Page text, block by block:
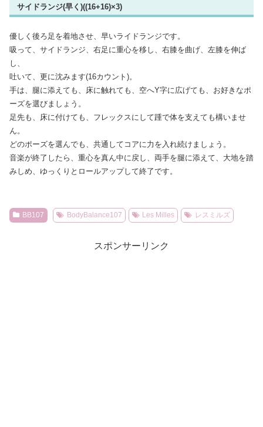
サイドランジ(早く)((16+16)×3)
優しく後ろ足を着地させ、早いライドランジです。
吸って、サイドランジ、右足に重心を移し、右膝を曲げ、左膝を伸ば
し、
吐いて、更に沈みます(16カウント)。
手は、腿に添えても、床に触れても、空へY字に広げても、お好きなポ
ーズを選びましょう。
足先も、床に付けても、フレックスにして踵で体を支えても構いませ
ん。
どのポーズを選んでも、共通してコアに力を入れ続けましょう。
音楽が終了したら、重心を真ん中に戻し、両手を腿に添えて、大地を踏
みしめ、ゆっくりとロールアップして終了です。
BB107 BodyBalance107 Les Milles レスミルズ
スポンサーリンク